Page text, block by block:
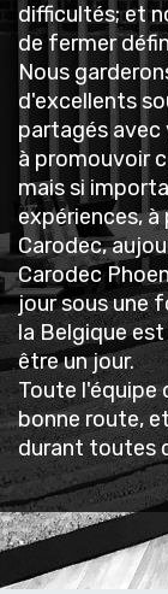
difficultés; et
de fermer
Nous
d'excellents
partagés
à promouvoir
mais si
expériences,
Carodec,
Carodec
jour sous une
la Belgique
être un jour.
Toute l'équipe
bonne route,
durant toutes